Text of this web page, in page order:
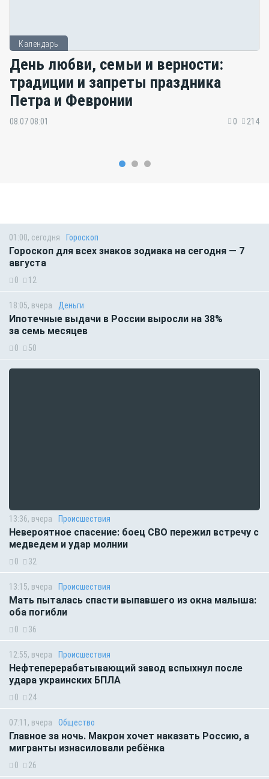
Календарь
День любви, семьи и верности:
традиции и запреты праздника
Петра и Февронии
08.07 08:01 0 214
01:00, сегодня Гороскоп
Гороскоп для всех знаков зодиака на сегодня — 7
августа
0 12
18:05, вчера Деньги
Ипотечные выдачи в России выросли на 38%
за семь месяцев
0 50
13:36, вчера Происшествия
Невероятное спасение: боец СВО пережил встречу с
медведем и удар молнии
0 32
13:15, вчера Происшествия
Мать пыталась спасти выпавшего из окна малыша:
оба погибли
0 36
12:55, вчера Происшествия
Нефтеперерабатывающий завод вспыхнул после
удара украинских БПЛА
0 24
07:11, вчера Общество
Главное за ночь. Макрон хочет наказать Россию, а
мигранты изнасиловали ребёнка
0 26